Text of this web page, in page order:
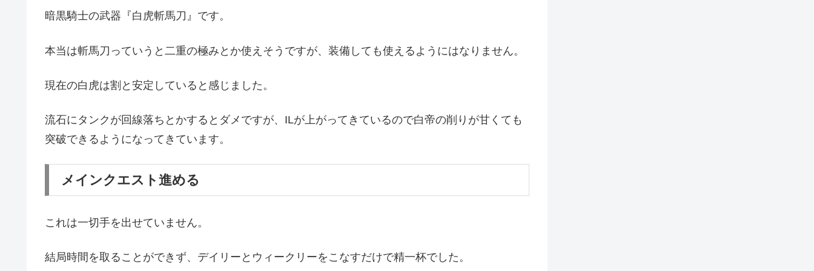
暗黒騎士の武器『白虎斬馬刀』です。
本当は斬馬刀っていうと二重の極みとか使えそうですが、装備しても使えるようにはなりません。
現在の白虎は割と安定していると感じました。
流石にタンクが回線落ちとかするとダメですが、ILが上がってきているので白帝の削りが甘くても
突破できるようになってきています。
メインクエスト進める
これは一切手を出せていません。
結局時間を取ることができず、デイリーとウィークリーをこなすだけで精一杯でした。